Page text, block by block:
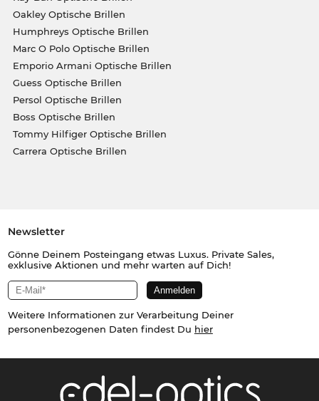
Oakley Optische Brillen
Humphreys Optische Brillen
Marc O Polo Optische Brillen
Emporio Armani Optische Brillen
Guess Optische Brillen
Persol Optische Brillen
Boss Optische Brillen
Tommy Hilfiger Optische Brillen
Carrera Optische Brillen
Newsletter
Gönne Deinem Posteingang etwas Luxus. Private Sales,
exklusive Aktionen und mehr warten auf Dich!
Weitere Informationen zur Verarbeitung Deiner
personenbezogenen Daten findest Du hier